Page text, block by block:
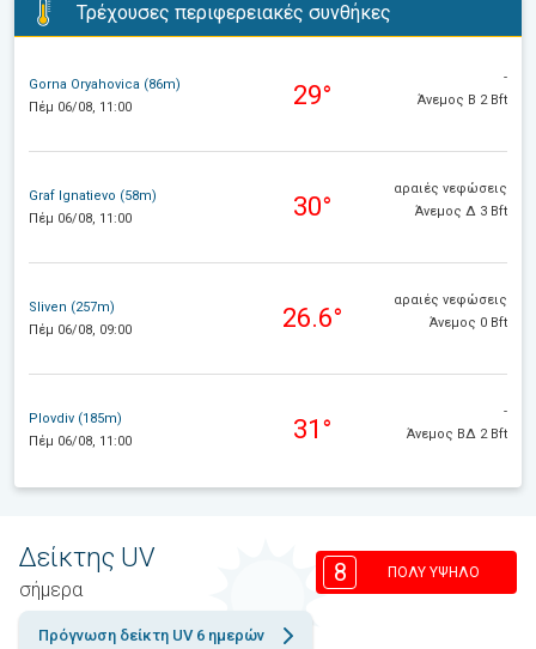
Τρέχουσες περιφερειακές συνθήκες
Gorna Oryahovica (86m)
Πέμ 06/08, 11:00
29°
-
Άνεμος Β 2 Bft
Graf Ignatievo (58m)
Πέμ 06/08, 11:00
30°
αραιές νεφώσεις
Άνεμος Δ 3 Bft
Sliven (257m)
Πέμ 06/08, 09:00
26.6°
αραιές νεφώσεις
Άνεμος 0 Bft
Plovdiv (185m)
Πέμ 06/08, 11:00
31°
-
Άνεμος ΒΔ 2 Bft
Δείκτης UV
σήμερα
8 ΠΟΛΎ ΥΨΗΛΌ
Πρόγνωση δείκτη UV 6 ημερών